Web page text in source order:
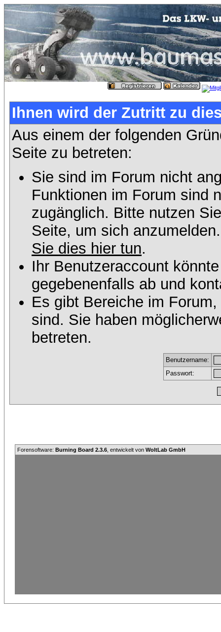
Ihnen wird der Zutritt zu
Aus einem der folgenden
Seite zu betreten:
Sie sind im Forum nicht
Funktionen im Forum sind
zugänglich. Bitte nutzen
Seite, um sich
Sie dies hier tun.
Ihr Benutzeraccount
gegebenenfalls ab und
Es gibt Bereiche im
sind. Sie haben
betreten.
Benutzername:
Passwort:
Forensoftware: Burning Board 2.3.6 , entwickelt von WoltLab GmbH